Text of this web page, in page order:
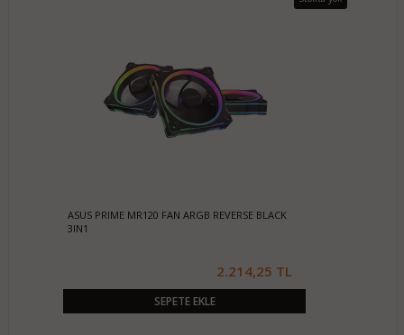
ASUS PRIME MR120 FAN ARGB REVERSE BLACK
3IN1
2.214,25 TL
SEPETE EKLE